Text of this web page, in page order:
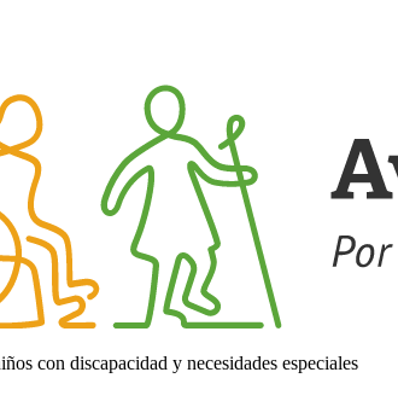
con discapacidad y necesidades especiales